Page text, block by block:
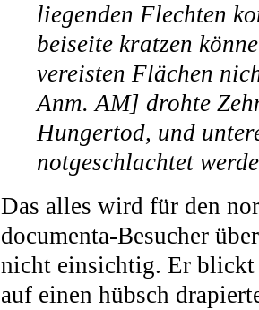
liegenden Flechten
beiseite kratzen
vereisten Flächen
Anm. AM] drohte
Hungertod, und
notgeschlachtet
Das alles wird für den
documenta-Besucher
nicht einsichtig. Er blickt
auf einen hübsch